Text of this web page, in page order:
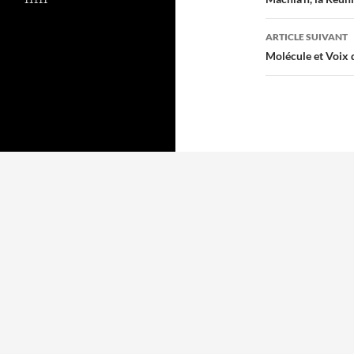
articles
ARTICLE SUIVANT
Molécule et Voix